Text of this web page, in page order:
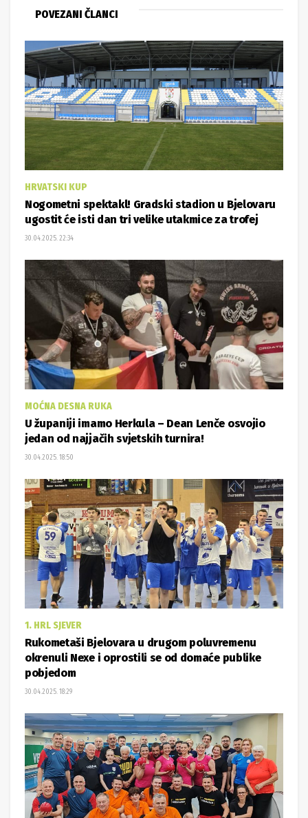
POVEZANI ČLANCI
HRVATSKI KUP
Nogometni spektakl! Gradski stadion u Bjelovaru
ugostit će isti dan tri velike utakmice za trofej
30.04.2025. 22:34
MOĆNA DESNA RUKA
U županiji imamo Herkula – Dean Lenče osvojio
jedan od najjačih svjetskih turnira!
30.04.2025. 18:50
1. HRL SJEVER
Rukometaši Bjelovara u drugom poluvremenu
okrenuli Nexe i oprostili se od domaće publike
pobjedom
30.04.2025. 18:29